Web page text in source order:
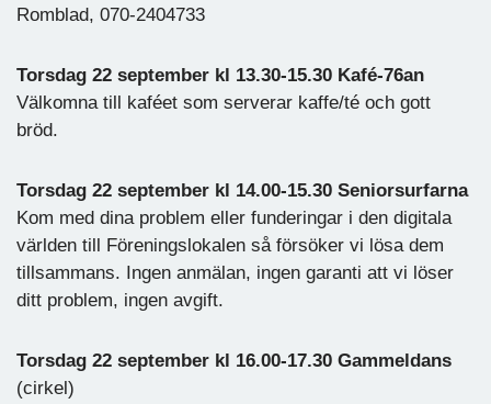
Romblad, 070-2404733
Torsdag 22 september kl 13.30-15.30 Kafé-76an
Välkomna till kaféet som serverar kaffe/té och gott
bröd.
Torsdag 22 september kl 14.00-15.30 Seniorsurfarna
Kom med dina problem eller funderingar i den digitala
världen till Föreningslokalen så försöker vi lösa dem
tillsammans. Ingen anmälan, ingen garanti att vi löser
ditt problem, ingen avgift.
Torsdag 22 september kl 16.00-17.30 Gammeldans
(cirkel)